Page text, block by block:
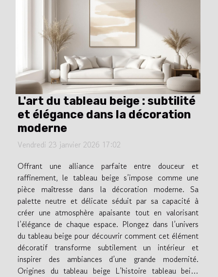
L'art du tableau beige : subtilité
et élégance dans la décoration
moderne
Vendredi 23 janvier 2026 17:02
Offrant une alliance parfaite entre douceur et
raffinement, le tableau beige s’impose comme une
pièce maîtresse dans la décoration moderne. Sa
palette neutre et délicate séduit par sa capacité à
créer une atmosphère apaisante tout en valorisant
l’élégance de chaque espace. Plongez dans l’univers
du tableau beige pour découvrir comment cet élément
décoratif transforme subtilement un intérieur et
inspirer des ambiances d’une grande modernité.
Origines du tableau beige L’histoire tableau beige